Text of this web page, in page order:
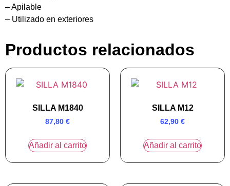
– Apilable
– Utilizado en exteriores
Productos relacionados
SILLA M1840
87,80 €
Añadir al carrito
SILLA M12
62,90 €
Añadir al carrito